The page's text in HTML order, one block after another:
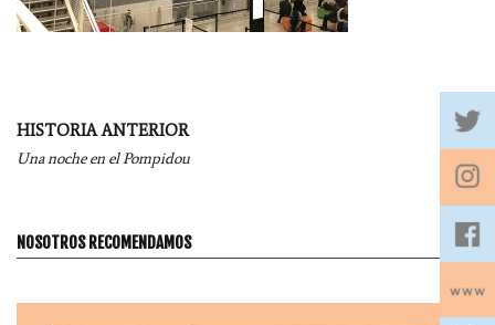
Navegación
por
HISTORIA ANTERIOR
Una noche en el Pompidou
NOSOTROS RECOMENDAMOS